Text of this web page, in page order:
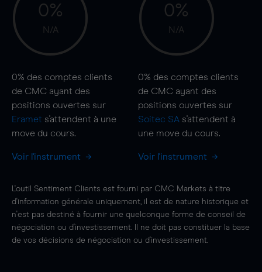
0%
N/A
0% des comptes clients
de CMC ayant des
positions ouvertes sur
Eramet s'attendent à une
move du cours.
Voir l'instrument
0%
N/A
0% des comptes clients
de CMC ayant des
positions ouvertes sur
Soitec SA s'attendent à
une move du cours.
Voir l'instrument
L'outil Sentiment Clients est fourni par CMC Markets à titre
d'information générale uniquement, il est de nature historique et
n'est pas destiné à fournir une quelconque forme de conseil de
négociation ou d'investissement. Il ne doit pas constituer la base
de vos décisions de négociation ou d'investissement.